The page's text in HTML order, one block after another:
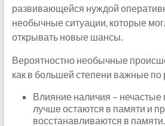
развивающейся нуждой
необычные ситуации, которые
открывать новые шансы.
Вероятностно необычные
как в большей степени важные по
Влияние наличия –
лучше остаются в памяти и
восстанавливаются в памяти.